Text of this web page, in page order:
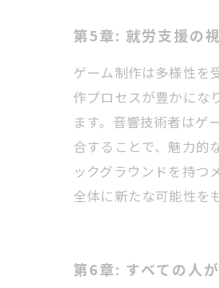
第5章: 就労支援の
ゲーム制作は多様性を
作プロセスが豊かにな
ます。音響技術者はゲ
合することで、魅力的
ックグラウンドを持つ
全体に新たな可能性を
第6章: すべての人